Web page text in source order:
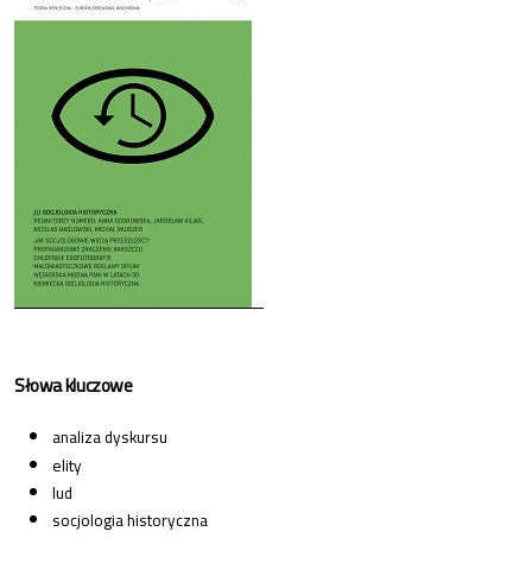
Słowa kluczowe
analiza dyskursu
elity
lud
socjologia historyczna